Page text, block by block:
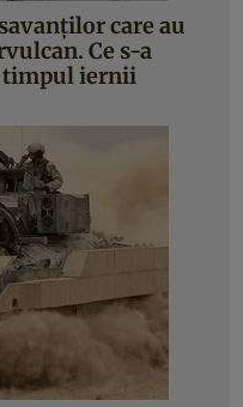
care au
Ce s-a
timpul iernii